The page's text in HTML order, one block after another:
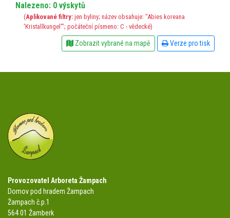
Nalezeno: 0 výskytů
(Aplikované filtry: jen byliny; název obsahuje: "Abies koreana
'Kristallkungel'"; počáteční písmeno: C - vědecké)
Zobrazit vybrané na mapě Verze pro tisk
Provozovatel Arboreta Žampach
Domov pod hradem Žampach
Žampach č.p.1
564 01 Žamberk